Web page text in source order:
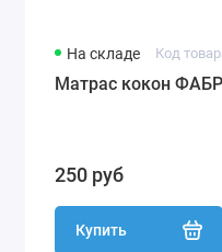
На складе Код
Матрас кокон
250 руб
Купить